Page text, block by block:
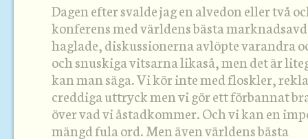
Dagen efter svalde jag en alvedon eller två
konferens med världens bästa
haglade, diskussionerna avlöpte varandra
och snuskiga vitsarna likaså, men det är
kan man säga. Vi kör inte med floskler,
creddiga uttryck men vi gör ett förbannat
över vad vi åstadkommer. Och vi kan en
mängd fula ord. Men även världens bästa